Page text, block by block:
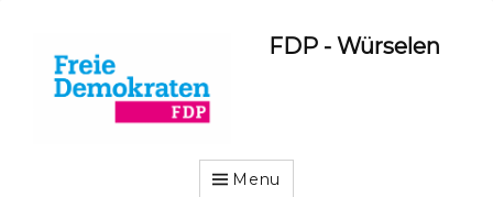
FDP - Würselen
Menu